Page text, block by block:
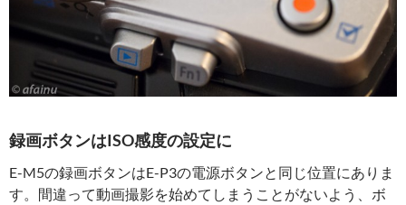
録画ボタンはISO感度の設定に
E-M5の録画ボタンはE-P3の電源ボタンと同じ位置にありま
す。間違って動画撮影を始めてしまうことがないよう、ボ